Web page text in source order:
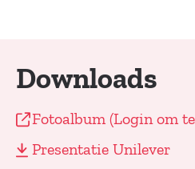
Downloads
Fotoalbum (Login om
Presentatie Unilever